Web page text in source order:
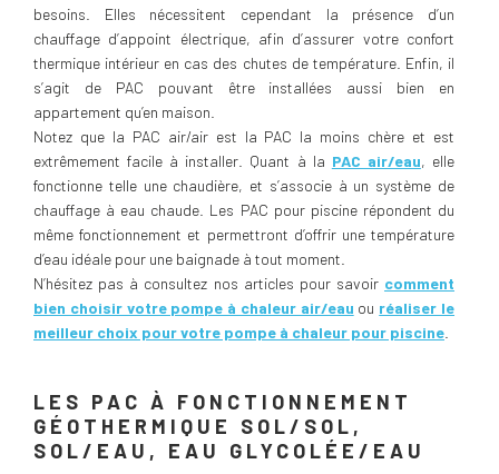
besoins. Elles nécessitent cependant la présence d’un
chauffage d’appoint électrique, afin d’assurer votre confort
thermique intérieur en cas des chutes de température. Enfin, il
s’agit de PAC pouvant être installées aussi bien en
appartement qu’en maison.
Notez que la PAC air/air est la PAC la moins chère et est
extrêmement facile à installer. Quant à la PAC air/eau, elle
fonctionne telle une chaudière, et s’associe à un système de
chauffage à eau chaude. Les PAC pour piscine répondent du
même fonctionnement et permettront d’offrir une température
d’eau idéale pour une baignade à tout moment.
N’hésitez pas à consultez nos articles pour savoir comment
bien choisir votre pompe à chaleur air/eau ou réaliser le
meilleur choix pour votre pompe à chaleur pour piscine
LES PAC À FONCTIONNEMENT
GÉOTHERMIQUE SOL/SOL,
SOL/EAU, EAU GLYCOLÉE/EAU